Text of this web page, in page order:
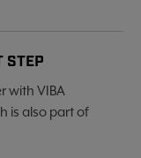
STEP
with VIBA
is also part of